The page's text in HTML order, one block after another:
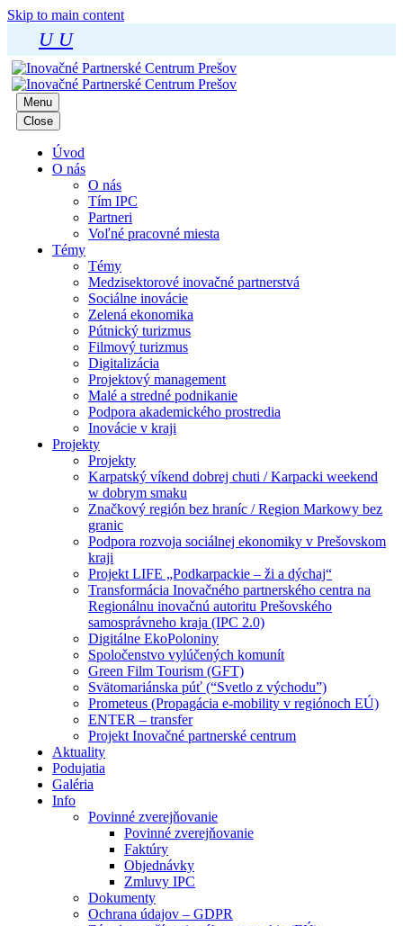
Skip to main content
U U
Menu
Close
Úvod
O nás
O nás
Tím IPC
Partneri
Voľné pracovné miesta
Témy
Témy
Medzisektorové inovačné partnerstvá
Sociálne inovácie
Zelená ekonomika
Pútnický turizmus
Filmový turizmus
Digitalizácia
Projektový management
Malé a stredné podnikanie
Podpora akademického prostredia
Inovácie v kraji
Projekty
Projekty
Karpatský víkend dobrej chuti / Karpacki weekend
w dobrym smaku
Značkový región bez hraníc / Region Markowy bez
granic
Podpora rozvoja sociálnej ekonomiky v Prešovskom
kraji
Projekt LIFE „Podkarpackie – ži a dýchaj“
Transformácia Inovačného partnerského centra na
Regionálnu inovačnú autoritu Prešovského
samosprávneho kraja (IPC 2.0)
Digitálne EkoPoloniny
Spoločenstvo vylúčených komunít
Green Film Tourism (GFT)
Svätomariánska púť (“Svetlo z východu”)
Prometeus (Propagácia e-mobility v regiónoch EÚ)
ENTER – transfer
Projekt Inovačné partnerské centrum
Aktuality
Podujatia
Galéria
Info
Povinné zverejňovanie
Povinné zverejňovanie
Faktúry
Objednávky
Zmluvy IPC
Dokumenty
Ochrana údajov – GDPR